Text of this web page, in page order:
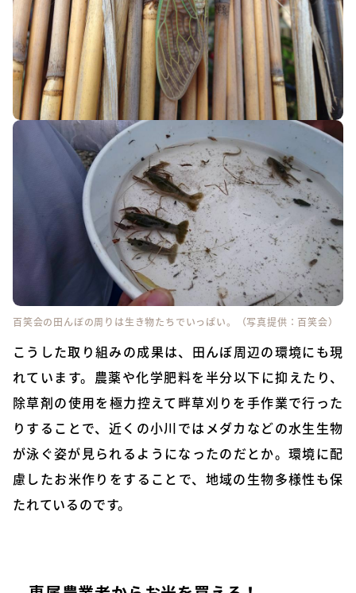
百笑会の田んぼの周りは生き物たちでいっぱい。（写真提供：百笑会）
こうした取り組みの成果は、田んぼ周辺の環境にも現
れています。農薬や化学肥料を半分以下に抑えたり、
除草剤の使用を極力控えて畔草刈りを手作業で行った
りすることで、近くの小川ではメダカなどの水生生物
が泳ぐ姿が見られるようになったのだとか。環境に配
慮したお米作りをすることで、地域の生物多様性も保
たれているのです。